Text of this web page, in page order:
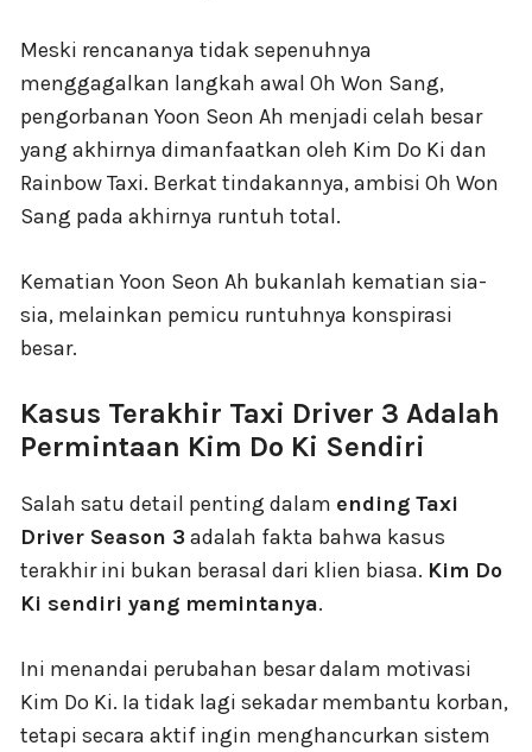
Meski rencananya tidak sepenuhnya
menggagalkan langkah awal Oh Won Sang,
pengorbanan Yoon Seon Ah menjadi celah besar
yang akhirnya dimanfaatkan oleh Kim Do Ki dan
Rainbow Taxi. Berkat tindakannya, ambisi Oh Won
Sang pada akhirnya runtuh total.
Kematian Yoon Seon Ah bukanlah kematian sia-
sia, melainkan pemicu runtuhnya konspirasi
besar.
Kasus Terakhir Taxi Driver 3 Adalah
Permintaan Kim Do Ki Sendiri
Salah satu detail penting dalam ending Taxi
Driver Season 3 adalah fakta bahwa kasus
terakhir ini bukan berasal dari klien biasa. Kim Do
Ki sendiri yang memintanya.
Ini menandai perubahan besar dalam motivasi
Kim Do Ki. Ia tidak lagi sekadar membantu korban,
tetapi secara aktif ingin menghancurkan sistem